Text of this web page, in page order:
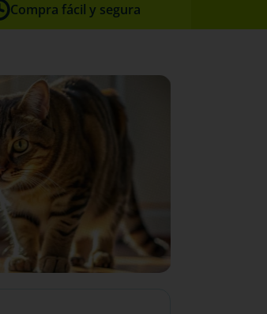
Compra fácil y segura